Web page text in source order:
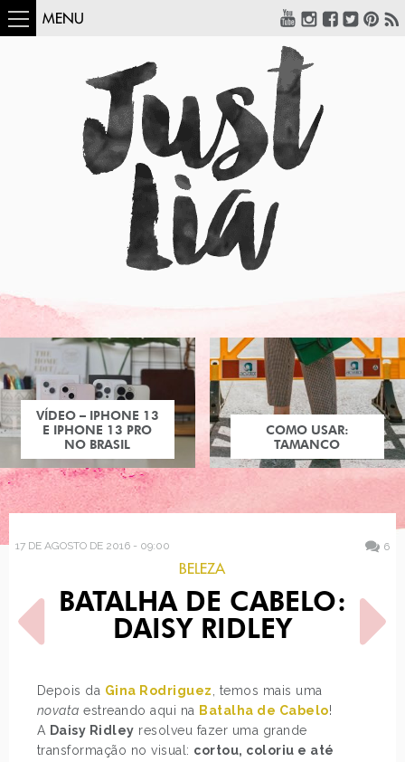
MENU
COMO USAR:
TAMANCO
17 DE AGOSTO DE 2016 - 09:00 6
BELEZA
BATALHA DE CABELO:
DAISY RIDLEY
Depois da Gina Rodriguez
, temos mais uma
novata estreando aqui na Batalha de Cabelo!
A Daisy Ridley resolveu fazer uma grande
transformação no visual: cortou, coloriu e até
POST ANTERIOR
DECORAÇÃO: LETRAS
ILUMINADAS
PRÓXIMO POST
COMO USAR: CALÇA DE
BOLINHAS/POÁS